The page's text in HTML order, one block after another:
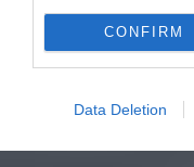
CONFIRM
Data Deletion